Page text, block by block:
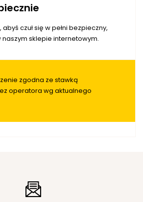
czuł się w pełni bezpieczny,
sklepie internetowym.
zgodna ze stawką
operatora wg aktualnego